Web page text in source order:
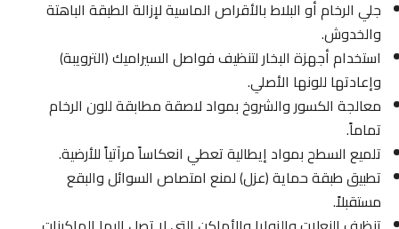
جلي الرخام أو البلاط بالأقراص الماسية لإزالة الطبقة الباهتة
والخدوش.
استخدام أجهزة البخار لتنظيف فواصل السيراميك (الترويبة)
وإعادتها للونها الأصلي.
معالجة الكسور والشروخ بمواد لاصقة مطابقة للون الرخام
تماماً.
تلميع السطح بمواد إيطالية تعطي انعكاساً مرآتياً للأرضية.
تطبيق طبقة حماية (عزل) لمنع امتصاص السوائل والبقع
مستقبلاً.